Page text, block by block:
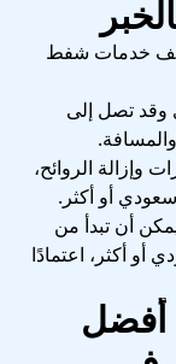
خدمات شفط
سعودي وقد تصل إلى
وإزالة الروائح،
أن تبدأ من
2000 ريال سعودي أو أكثر، اعتمادًا
أفضل